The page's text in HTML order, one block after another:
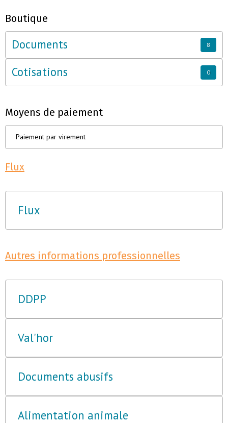
Boutique
Documents 8
Cotisations 0
Moyens de paiement
Paiement par virement
Flux
Flux
Autres informations professionnelles
DDPP
Val'hor
Documents abusifs
Alimentation animale